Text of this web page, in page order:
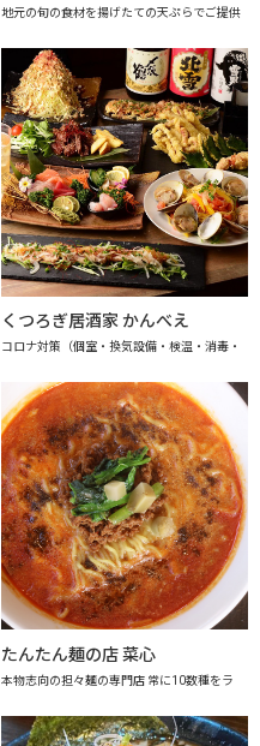
地元の旬の食材を揚げたての天ぷらでご提供
くつろぎ居酒家 かんべえ
コロナ対策（個室・換気設備・検温・消毒・
たんたん麺の店 菜心
本物志向の担々麺の専門店 常に10数種をラ